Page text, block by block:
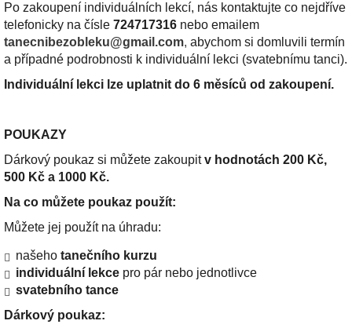
Po zakoupení individuálních lekcí, nás kontaktujte co nejdříve
telefonicky na čísle 724717316 nebo emailem
tanecnibezobleku@gmail.com, abychom si domluvili termín
a případné podrobnosti k individuální lekci (svatebnímu tanci).
Individuální lekci lze uplatnit do 6 měsíců od zakoupení.
POUKAZY
Dárkový poukaz si můžete zakoupitv hodnotách 200 Kč,
500 Kč a 1000 Kč.
Na co můžete poukaz použít:
Můžete jej použít na úhradu:
našeho tanečního kurzu
individuální lekce pro pár nebo jednotlivce
svatebního tance
Dárkový poukaz: